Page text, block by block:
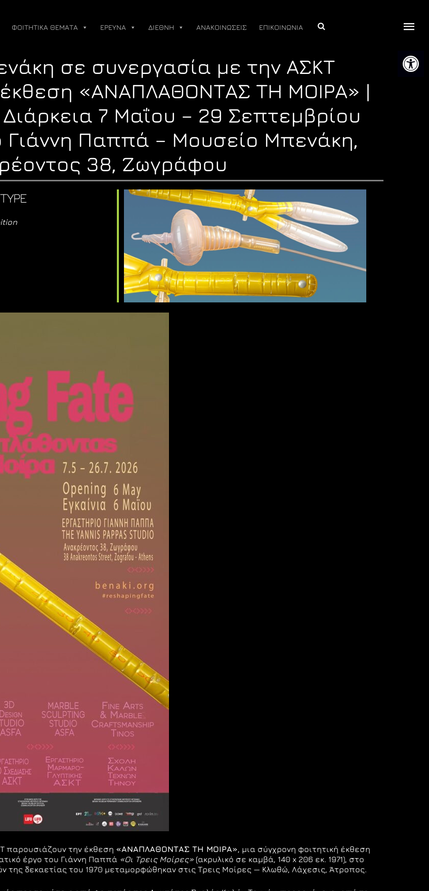
ΦΟΙΤΗΤΙΚΑ ΘΕΜΑΤΑ ΕΡΕΥΝΑ ΔΙΕΘΝΗ ΑΝΑΚΟΙΝΩΣΕΙΣ ΕΠΙΚΟΙΝΩΝΙΑ Αναζήτηση
σε συνεργασία με την ΑΣΚΤ
«ΑΝΑΠΛΑΘΟΝΤΑΣ ΤΗ ΜΟΙΡΑ» |
7 Μαΐου – 29 Σεπτεμβρίου
Γιάννη Παππά – Μουσείο Μπενάκη,
38, Ζωγράφου
iCalendar Office 365
παρουσιάζουν την έκθεση «ΑΝΑΠΛΑΘΟΝΤΑΣ ΤΗ ΜΟΙΡΑ», μια σύγχρονη φοιτητική έκθεση
έργο του Γιάννη Παππά «Οι Τρεις Μοίρες» (ακρυλικό σε καμβά, 140 x 206 εκ. 1971), στο
της δεκαετίας του 1970 μεταμορφώθηκαν στις Τρεις Μοίρες — Κλωθώ, Λάχεσις, Άτροπος.